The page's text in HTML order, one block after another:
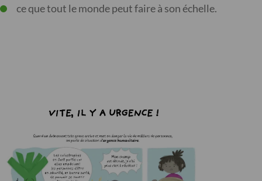
ce que tout le monde peut faire à son échelle.